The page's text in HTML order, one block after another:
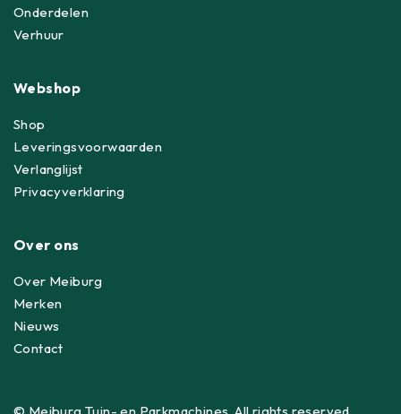
Onderdelen
Verhuur
Webshop
Shop
Leveringsvoorwaarden
Verlanglijst
Privacyverklaring
Over ons
Over Meiburg
Merken
Nieuws
Contact